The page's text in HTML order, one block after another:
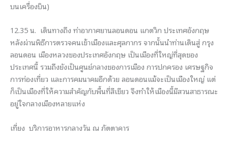
บนเครื่องบิน)
12.35 น. เดินทางถึง ท่าอากาศยานลอนดอน แกตวิก ประเทศอังกฤษ
หลังผ่านพิธีการตรวจคนเข้าเมืองและศุลกากร จากนั้นนำท่านเดินสู่ กรุง
ลอนดอน เมืองหลวงของประเทศอังกฤษ เป็นเมืองที่ใหญ่ที่สุดของ
ประเทศนี้ รวมถึงยังเป็นศูนย์กลางของการเมือง การปกครอง เศรษฐกิจ
การท่องเที่ยว และการคมนาคมอีกด้วย ลอนดอนแม้จะเป็นเมืองใหญ่ แต่
ก็เป็นเมืองที่ให้ความสำคัญกับพื้นที่สีเขียว จึงทำให้เมืองนี้มีสวนสาธารณะ
อยู่ใจกลางเมืองหลายแห่ง
เที่ยง บริการอาหารกลางวัน ณ ภัตตาคาร